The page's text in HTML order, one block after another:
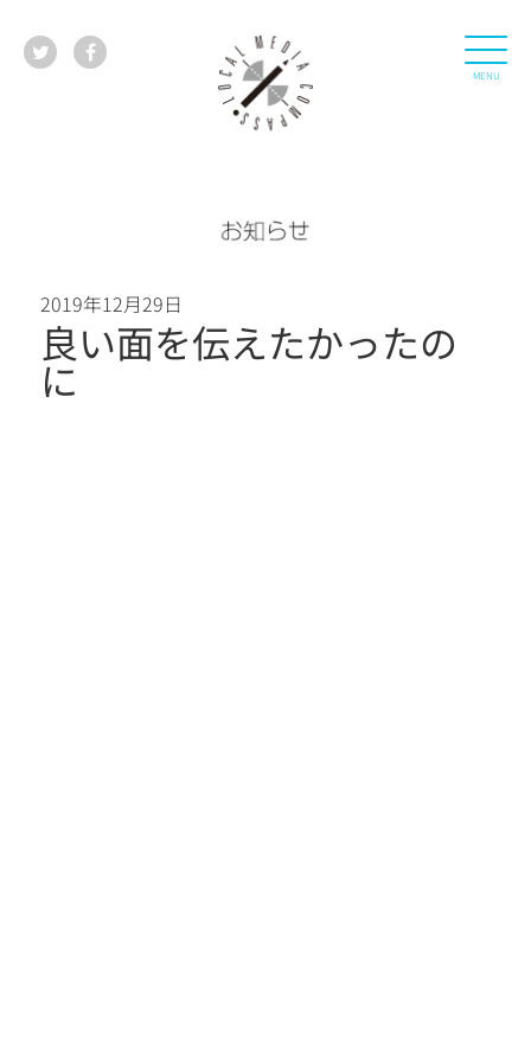
2019年12月29日
良い面を伝えたかったの
に